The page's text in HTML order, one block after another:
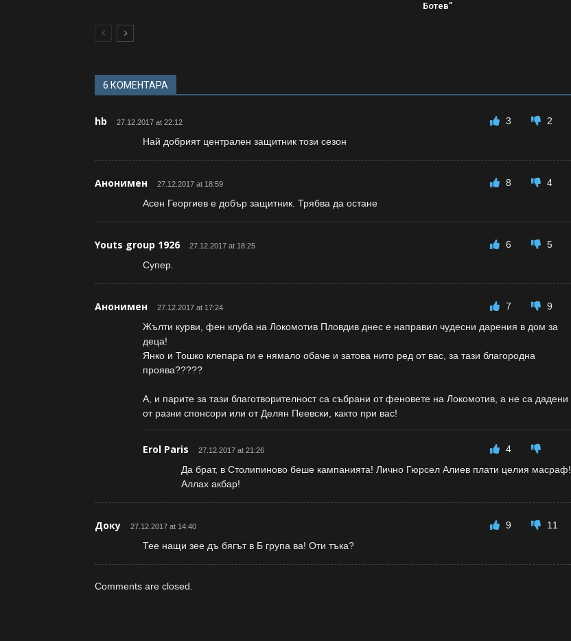
Ботев”
6 КОМЕНТАРА
hb 27.12.2017 at 22:12 3
2
Най добрият централен защитник този сезон
Анонимен 27.12.2017 at 18:59 8
4
Асен Георгиев е добър защитник. Трябва да остане
Youts group 1926 27.12.2017 at 18:25 6
5
Супер.
Анонимен 27.12.2017 at 17:24 7
9
Жълти курви, фен клуба на Локомотив Пловдив днес е направил чудесни дарения в дом за
деца!
Янко и Тошко клепара ги е нямало обаче и затова нито ред от вас, за тази благородна
проява?????
А, и парите за тази благотворителност са събрани от феновете на Локомотив, а не са дадени
от разни спонсори или от Делян Пеевски, както при вас!
Erol Paris 27.12.2017 at 21:26
4
Да брат, в Столипиново беше кампанията! Лично Гюрсел Алиев плати целия масраф!
Аллах акбар!
Доку 27.12.2017 at 14:40 9
11
Тее нащи зее дъ бягът в Б група ва! Оти тъка?
Comments are closed.